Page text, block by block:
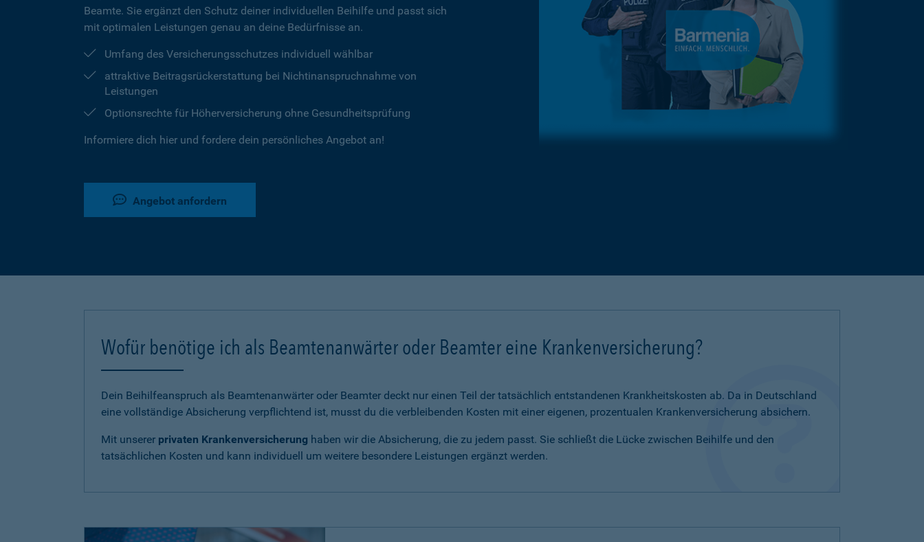
Beamte. Sie ergänzt den Schutz deiner individuellen Beihilfe und passt sich
mit optimalen Leistungen genau an deine Bedürfnisse an.
Umfang des Versicherungsschutzes individuell wählbar
attraktive Beitragsrückerstattung bei Nichtinanspruchnahme von
Leistungen
Optionsrechte für Höherversicherung ohne Gesundheitsprüfung
Informiere dich hier und fordere dein persönliches Angebot an!
Angebot anfordern
Wofür benötige ich als Beamtenanwärter oder Beamter eine Krankenversicherung?
Dein Beihilfeanspruch als Beamtenanwärter oder Beamter deckt nur einen Teil der tatsächlich entstandenen Krankheitskosten ab. Da in Deutschland
eine vollständige Absicherung verpflichtend ist, musst du die verbleibenden Kosten mit einer eigenen, prozentualen Krankenversicherung absichern.
Mit unserer privaten Krankenversicherung haben wir die Absicherung, die zu jedem passt. Sie schließt die Lücke zwischen Beihilfe und den
tatsächlichen Kosten und kann individuell um weitere besondere Leistungen ergänzt werden.